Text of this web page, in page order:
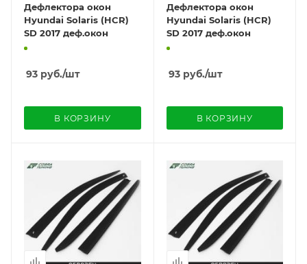
Дефлектора окон
Hyundai Solaris (HCR)
SD 2017 деф.окон
93 руб./шт
В КОРЗИНУ
Дефлектора окон
Hyundai Solaris (HCR)
SD 2017 деф.окон
93руб./шт
В КОРЗИНУ